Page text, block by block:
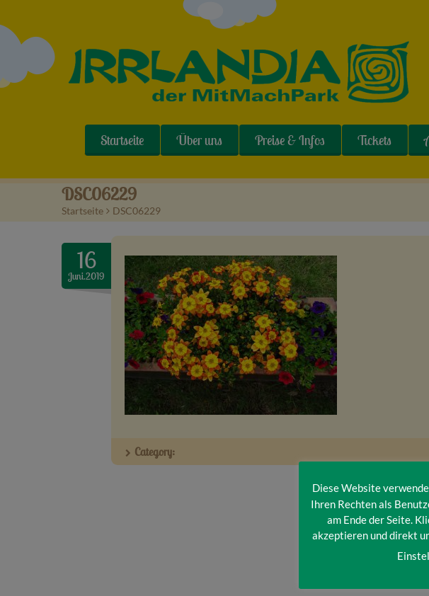
Startseite Über uns Preise & Infos Tickets
DSC06229
Startseite > DSC06229
16
Juni.2019
Category:
Diese Website
Ihren Rechten als
am Ende der Seite.
akzeptieren und direkt